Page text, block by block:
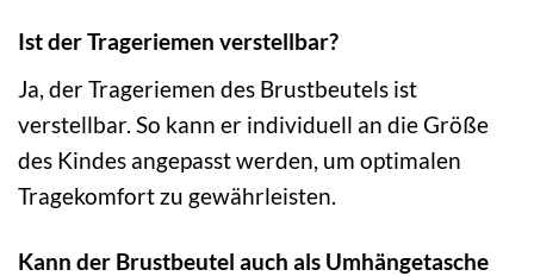
Ist der Trageriemen verstellbar?
Ja, der Trageriemen des Brustbeutels ist
verstellbar. So kann er individuell an die Größe
des Kindes angepasst werden, um optimalen
Tragekomfort zu gewährleisten.
Kann der Brustbeutel auch als Umhängetasche